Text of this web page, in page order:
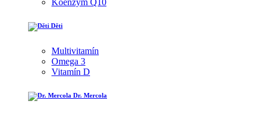
Koenzym Q10
Děti
Multivitamín
Omega 3
Vitamín D
Dr. Mercola